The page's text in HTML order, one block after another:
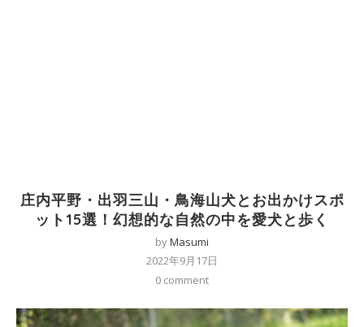
庄内平野・出羽三山・鳥海山犬とお出かけスポ
ット15選！幻想的な自然の中を愛犬と歩く
byMasumi
2022年9月17日
0 comment